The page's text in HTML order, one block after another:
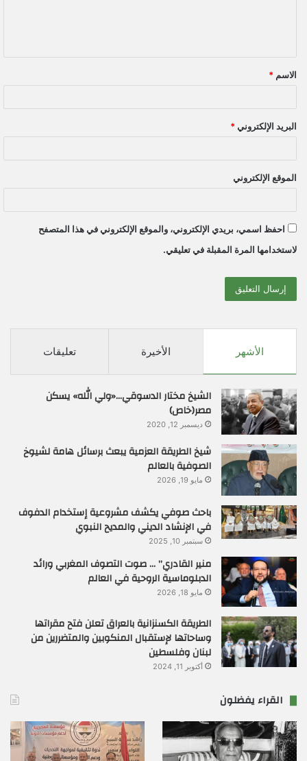
ق
*
الاسم *
البريد الإلكتروني *
الموقع الإلكتروني
احفظ اسمي، بريدي الإلكتروني، والموقع الإلكتروني في هذا المتصفح
لاستخدامها المرة المقبلة في تعليقي.
الأشهر الأخيرة تعليقات
الشيخ مختار الدسوقي…«ولي الله» يسكن
مصر(خاص)
ديسمبر 12, 2020
شيخ الطريقة العزمية يبعث برسائل هامة لشيوخ
الصوفية بالعالم
مايو 19, 2026
باحث صوفي يكشف مشروعية إستخدام الدفوف
في الإنشاد الديني والمديح النبوي
سبتمبر 10, 2025
منير القادري” … صوت التصوف المغربي ورائد
الدبلوماسية الروحية في العالم
مايو 18, 2026
الطريقة الكسنزانية بالعراق تعلن فتح مقراتها
وساحاتها لإستقبال المنكوبين والمتضررين من
لبنان وفلسطين
أكتوبر 11, 2024
القراء يفضلون